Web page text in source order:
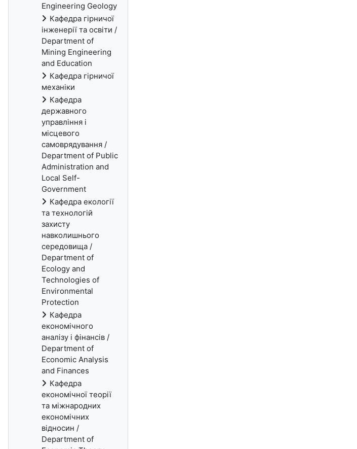
Engineering Geology
Кафедра гірничої
інженерії та освіти /
Department of
Mining Engineering
and Education
Кафедра гірничої
механіки
Кафедра
державного
управління і
місцевого
самоврядування /
Department of Public
Administration and
Local Self-
Government
Кафедра екології
та технологій
захисту
навколишнього
середовища /
Department of
Ecology and
Technologies of
Environmental
Protection
Кафедра
економічного
аналізу і фінансів /
Department of
Economic Analysis
and Finances
Кафедра
економічної теорії
та міжнародних
економічних
відносин /
Department of